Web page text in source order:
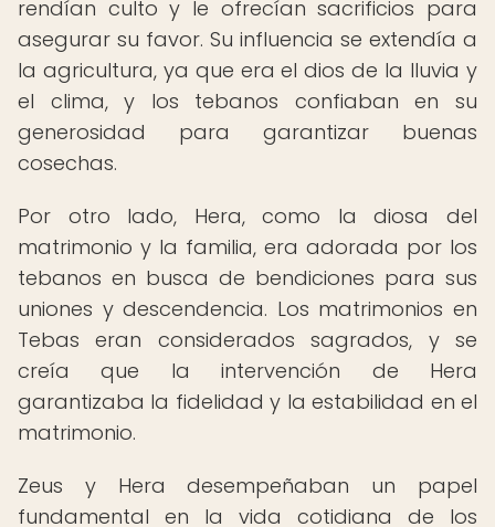
rendían culto y le ofrecían sacrificios para
asegurar su favor. Su influencia se extendía a
la agricultura, ya que era el dios de la lluvia y
el clima, y los tebanos confiaban en su
generosidad para garantizar buenas
cosechas.
Por otro lado, Hera, como la diosa del
matrimonio y la familia, era adorada por los
tebanos en busca de bendiciones para sus
uniones y descendencia. Los matrimonios en
Tebas eran considerados sagrados, y se
creía que la intervención de Hera
garantizaba la fidelidad y la estabilidad en el
matrimonio.
Zeus y Hera desempeñaban un papel
fundamental en la vida cotidiana de los